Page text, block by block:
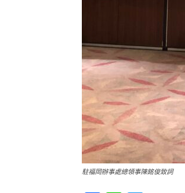
駐福岡辦事處總領事陳銘俊致詞